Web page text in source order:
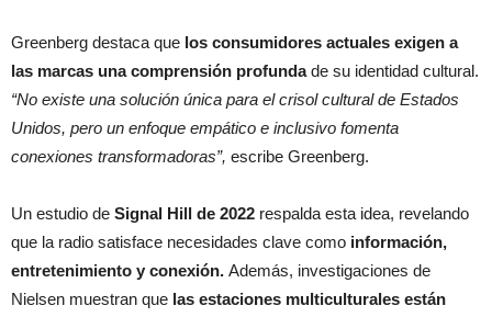
Greenberg destaca que los consumidores actuales exigen a
las marcas una comprensión profundade su identidad cultural.
“No existe una solución única para el crisol cultural de Estados
Unidos, pero un enfoque empático e inclusivo fomenta
conexiones transformadoras”, escribe Greenberg.
Un estudio de Signal Hill de 2022 respalda esta idea, revelando
que la radio satisface necesidades clave como información,
entretenimiento y conexión. Además, investigaciones de
Nielsen muestran que las estaciones multiculturales están